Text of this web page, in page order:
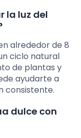
la luz del
alrededor de 8
ciclo natural
de plantas y
ayudarte a
consistente.
dulce con